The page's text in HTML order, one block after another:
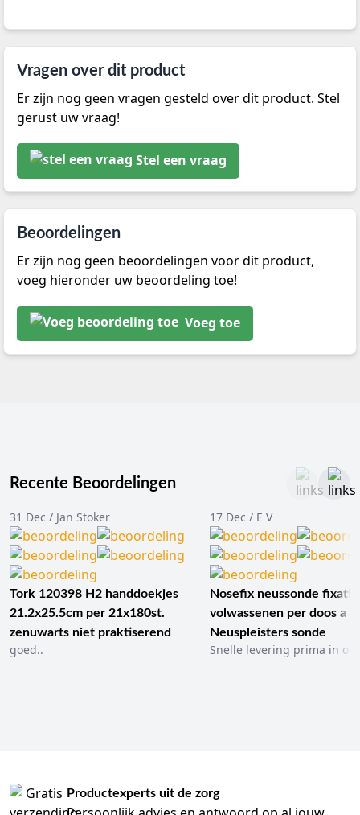
Vragen over dit product
Er zijn nog geen vragen gesteld over dit product. Stel
gerust uw vraag!
Stel een vraag
Beoordelingen
Er zijn nog geen beoordelingen voor dit product,
voeg hieronder uw beoordeling toe!
Voeg toe
Recente Beoordelingen
31 Dec / Jan Stoker
Tork 120398 H2 handdoekjes
21.2x25.5cm per 21x180st.
zenuwarts niet praktiserend
goed..
17 Dec / E V
Nosefix neussonde
volwassenen per doos a
Neuspleisters sonde
Snelle levering prima in
Productexperts uit de zorg